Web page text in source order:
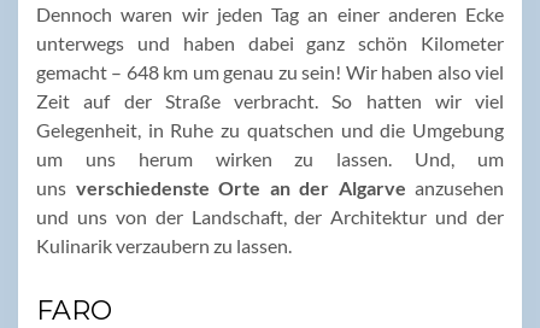
Dennoch waren wir jeden Tag an einer anderen Ecke
unterwegs und haben dabei ganz schön Kilometer
gemacht – 648 km um genau zu sein! Wir haben also viel
Zeit auf der Straße verbracht. So hatten wir viel
Gelegenheit, in Ruhe zu quatschen und die Umgebung
um uns herum wirken zu lassen. Und, um
uns verschiedenste Orte an der Algarve anzusehen
und uns von der Landschaft, der Architektur und der
Kulinarik verzaubern zu lassen.
FARO